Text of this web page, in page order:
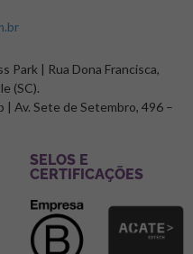
Park | Rua Dona Francisca,
(SC).
| Av. Sete de Setembro, 496 –
SELOS E
CERTIFICAÇÕES